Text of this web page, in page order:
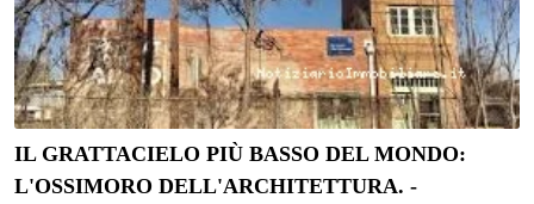
IL GRATTACIELO PIÙ BASSO DEL MONDO:
L'OSSIMORO DELL'ARCHITETTURA. -